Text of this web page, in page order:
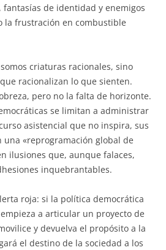
de identidad y enemigos
la frustración en combustible
criaturas racionales, sino
racionalizan lo que sienten.
pero no la falta de horizonte.
se limitan a administrar
asistencial que no inspira, sus
una «reprogramación global de
ilusiones que, aunque falaces,
inquebrantables.
roja: si la política democrática
a articular un proyecto de
y devuelva el propósito a la
el destino de la sociedad a los